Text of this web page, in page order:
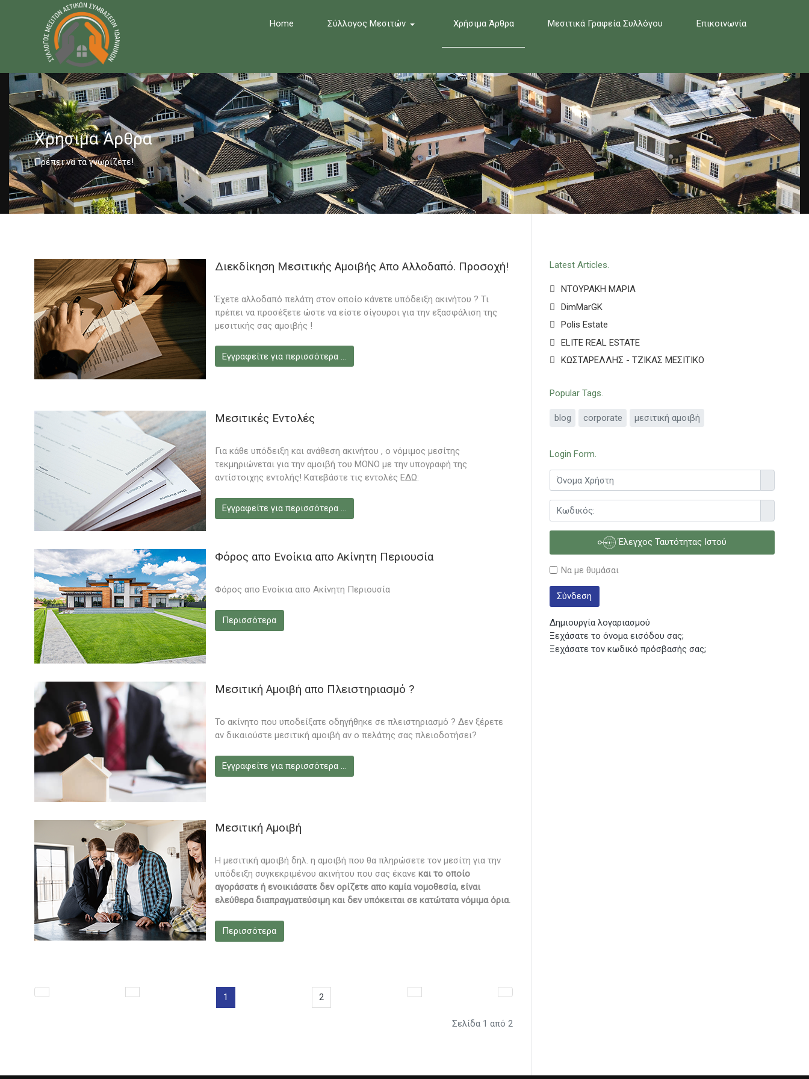
Home Σύλλογος Μεσιτών Χρήσιμα Άρθρα Μεσιτικά Γραφεία Συλλόγου Επικοινωνία
Χρήσιμα Άρθρα
Πρέπει να τα γνωρίζετε!
Διεκδίκηση Μεσιτικής Αμοιβής Απο Αλλοδαπό. Προσοχή!
Έχετε αλλοδαπό πελάτη στον οποίο κάνετε υπόδειξη ακινήτου ? Τι
πρέπει να προσέξετε ώστε να είστε σίγουροι για την εξασφάλιση της
μεσιτικής σας αμοιβής !
Εγγραφείτε για περισσότερα …
Μεσιτικές Εντολές
Για κάθε υπόδειξη και ανάθεση ακινήτου , ο νόμιμος μεσίτης
τεκμηριώνεται για την αμοιβή του ΜΟΝΟ με την υπογραφή της
αντίστοιχης εντολής! Κατεβάστε τις εντολές ΕΔΩ:
Εγγραφείτε για περισσότερα …
Φόρος απο Ενοίκια απο Ακίνητη Περιουσία
Φόρος απο Ενοίκια απο Ακίνητη Περιουσία
Περισσότερα
Μεσιτική Αμοιβή απο Πλειστηριασμό ?
Το ακίνητο που υποδείξατε οδηγήθηκε σε πλειστηριασμό ? Δεν ξέρετε
αν δικαιούστε μεσιτική αμοιβή αν ο πελάτης σας πλειοδοτήσει?
Εγγραφείτε για περισσότερα …
Μεσιτική Αμοιβή
Η μεσιτική αμοιβή δηλ. η αμοιβή που θα πληρώσετε τον μεσίτη για την
υπόδειξη συγκεκριμένου ακινήτου που σας έκανε και το οποίο
αγοράσατε ή ενοικιάσατε δεν ορίζετε απο καμία νομοθεσία, είναι
ελεύθερα διαπραγματεύσιμη και δεν υπόκειται σε κατώτατα νόμιμα όρια.
Περισσότερα
1 2
Σελίδα 1 από 2
Latest Articles
ΝΤΟΥΡΑΚΗ ΜΑΡΙΑ
DimMarGK
Polis Estate
ELITE REAL ESTATE
ΚΩΣΤΑΡΕΛΛΗΣ - ΤΖΙΚΑΣ ΜΕΣΙΤΙΚΟ
Popular Tags
blog corporate μεσιτική αμοιβή
Login Form
Έλεγχος Ταυτότητας Ιστού
Να με θυμάσαι
Σύνδεση
Δημιουργία λογαριασμού
Ξεχάσατε το όνομα εισόδου σας;
Ξεχάσατε τον κωδικό πρόσβασής σας;